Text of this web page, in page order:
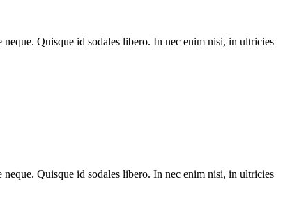
Quisque id sodales libero. In nec enim nisi, in ultricies
Quisque id sodales libero. In nec enim nisi, in ultricies